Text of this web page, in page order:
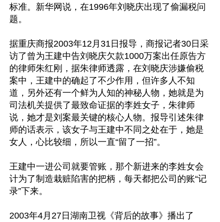
标准。新华网说，在1996年刘晓庆出现了偷漏税问
题。
据重庆商报2003年12月31日报导，商报记者30日采
访了曾为王建中告刘晓庆欠款1000万案出任原告方
的律师朱红刚，据朱律师透露，在刘晓庆涉嫌偷税
案中，王建中的确起了不少作用，但许多人不知
道，另外还有一个鲜为人知的神秘人物，她就是为
司法机关提供了最致命证据的李姓女子，朱律师
说，她才是刘案最关键的核心人物。报导引述朱律
师的话表示，该女子与王建中不同之处在于，她是
女人，心比较细，所以一直“留了一招”。
王建中一进公司就要管账，那个新进来的李姓女会
计为了制造栽赃陷害的把柄，每天都把公司的账“记
录”下来。
2003年4月27日湖南卫视《背后的故事》播出了